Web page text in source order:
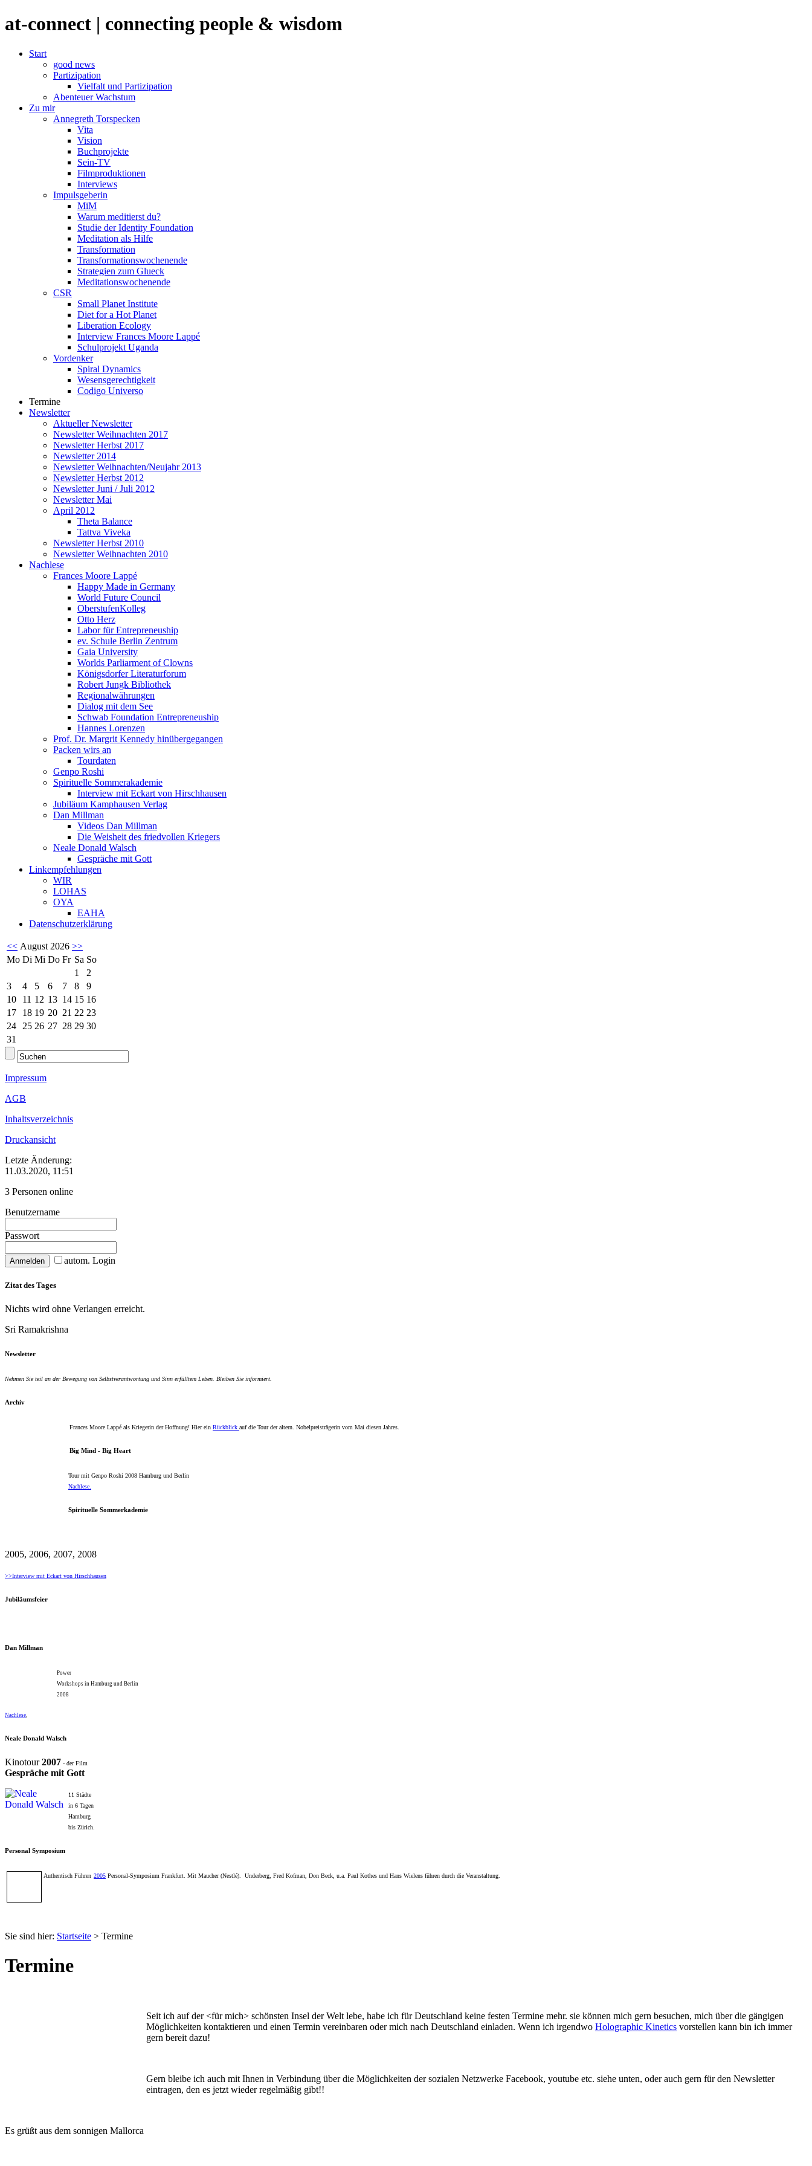
at-connect | connecting people & wisdom
Start
good news
Partizipation
Vielfalt und Partizipation
Abenteuer Wachstum
Zu mir
Annegreth Torspecken
Vita
Vision
Buchprojekte
Sein-TV
Filmproduktionen
Interviews
Impulsgeberin
MiM
Warum meditierst du?
Studie der Identity Foundation
Meditation als Hilfe
Transformation
Transformationswochenende
Strategien zum Glueck
Meditationswochenende
CSR
Small Planet Institute
Diet for a Hot Planet
Liberation Ecology
Interview Frances Moore Lappé
Schulprojekt Uganda
Vordenker
Spiral Dynamics
Wesensgerechtigkeit
Codigo Universo
Termine
Newsletter
Aktueller Newsletter
Newsletter Weihnachten 2017
Newsletter Herbst 2017
Newsletter 2014
Newsletter Weihnachten/Neujahr 2013
Newsletter Herbst 2012
Newsletter Juni / Juli 2012
Newsletter Mai
April 2012
Theta Balance
Tattva Viveka
Newsletter Herbst 2010
Newsletter Weihnachten 2010
Nachlese
Frances Moore Lappé
Happy Made in Germany
World Future Council
OberstufenKolleg
Otto Herz
Labor für Entrepreneuship
ev. Schule Berlin Zentrum
Gaia University
Worlds Parliarment of Clowns
Königsdorfer Literaturforum
Robert Jungk Bibliothek
Regionalwährungen
Dialog mit dem See
Schwab Foundation Entrepreneuship
Hannes Lorenzen
Prof. Dr. Margrit Kennedy hinübergegangen
Packen wirs an
Tourdaten
Genpo Roshi
Spirituelle Sommerakademie
Interview mit Eckart von Hirschhausen
Jubiläum Kamphausen Verlag
Dan Millman
Videos Dan Millman
Die Weisheit des friedvollen Kriegers
Neale Donald Walsch
Gespräche mit Gott
Linkempfehlungen
WIR
LOHAS
OYA
EAHA
Datenschutzerklärung
<< August 2026 >>
Mo Di Mi Do Fr Sa So
1
2
3
4 5 6 7 8
9
10
11 12 13 14 15 16
17
18 19 20 21 22 23
24
25 26 27 28 29 30
31
Impressum
AGB
Inhaltsverzeichnis
Druckansicht
Letzte Änderung:
11.03.2020, 11:51
3 Personen online
Benutzername
Passwort
autom. Login
Zitat des Tages
Nichts wird ohne Verlangen erreicht.
Sri Ramakrishna
Newsletter
Nehmen Sie teil an der Bewegung von Selbstverantwortung und Sinn erfülltem Leben. Bleiben Sie informiert.
Archiv
Frances Moore Lappé als Kriegerin der Hoffnung! Hier ein Rückblick auf die Tour der altern. Nobelpreisträgerin vom Mai diesen Jahres.
Big Mind - Big Heart
Tour mit Genpo Roshi 2008 Hamburg und Berlin
Nachlese.
Spirituelle Sommerkademie
2005, 2006, 2007, 2008
>>Interview mit Eckart von Hirschhausen
Jubiläumsfeier
Dan Millman
Power
Workshops in Hamburg und Berlin
2008
Nachlese
Neale Donald Walsch
Kinotour2007 - der Film
Gespräche mit Gott
11 Städte
in 6 Tagen
Hamburg
bis Zürich.
Personal Symposium
Authentisch Führen 2005 Personal-Symposium Frankfurt. Mit Maucher (Nestlé). Underberg, Fred Kofman, Don Beck, u.a. Paul Kothes und Hans Wielens führen durch die Veranstaltung.
Sie sind hier: Startseite > Termine
Termine
Seit ich auf der <für mich> schönsten Insel der Welt lebe, habe ich für Deutschland keine festen Termine mehr. sie können mich gern besuchen, mich über die gängigen
Möglichkeiten kontaktieren und einen Termin vereinbaren oder mich nach Deutschland einladen. Wenn ich irgendwo Holographic Kinetics vorstellen kann bin ich immer
gern bereit dazu!
Gern bleibe ich auch mit Ihnen in Verbindung über die Möglichkeiten der sozialen Netzwerke Facebook, youtube etc. siehe unten, oder auch gern für den Newsletter
eintragen, den es jetzt wieder regelmäßig gibt!!
Es grüßt aus dem sonnigen Mallorca